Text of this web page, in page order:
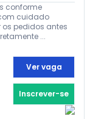
conforme
cuidado
pedidos antes
...
Ver vaga
Inscrever-se